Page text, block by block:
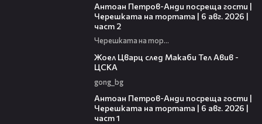
Антоан Петров-Анди посреща гости |
Черешката на тортата | 6 авг. 2026 |
част 2
Черешката на тортата
Жоел Цварц след Макаби Тел Авив -
ЦСКА
gong_bg
Антоан Петров-Анди посреща гости |
Черешката на тортата | 6 авг. 2026 |
част 1